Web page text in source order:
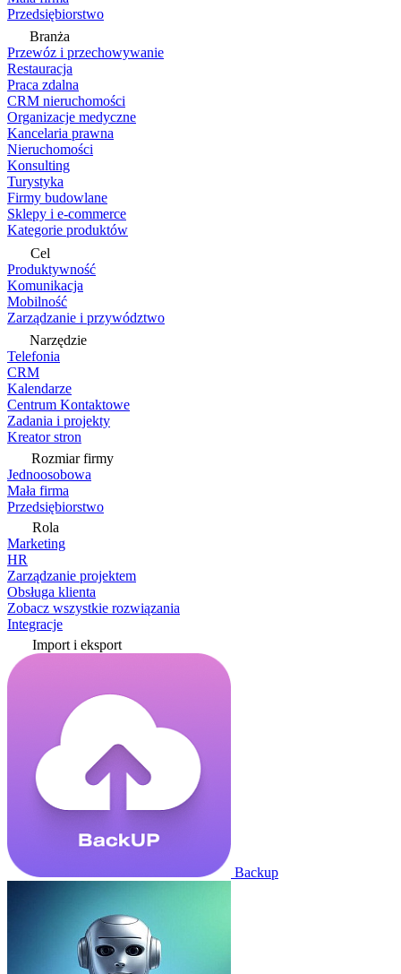
Przedsiębiorstwo
Branża
Przewóz i przechowywanie
Restauracja
Praca zdalna
CRM nieruchomości
Organizacje medyczne
Kancelaria prawna
Nieruchomości
Konsulting
Turystyka
Firmy budowlane
Sklepy i e-commerce
Kategorie produktów
Cel
Produktywność
Komunikacja
Mobilność
Zarządzanie i przywództwo
Narzędzie
Telefonia
CRM
Kalendarze
Centrum Kontaktowe
Zadania i projekty
Kreator stron
Rozmiar firmy
Jednoosobowa
Mała firma
Przedsiębiorstwo
Rola
Marketing
HR
Zarządzanie projektem
Obsługa klienta
Zobacz wszystkie rozwiązania
Integracje
Import i eksport
Backup